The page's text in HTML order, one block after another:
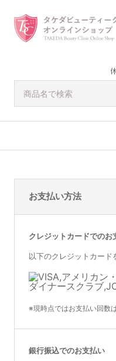
お支払い方法
クレジットカードでのお
以下のクレジットカード
※現時点ではお支払い回数
銀行振込でのお支払い